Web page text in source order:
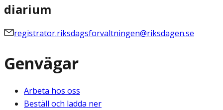
diarium
registrator.riksdagsforvaltningen@riksdagen.se
Genvägar
Arbeta hos oss
Beställ och ladda ner